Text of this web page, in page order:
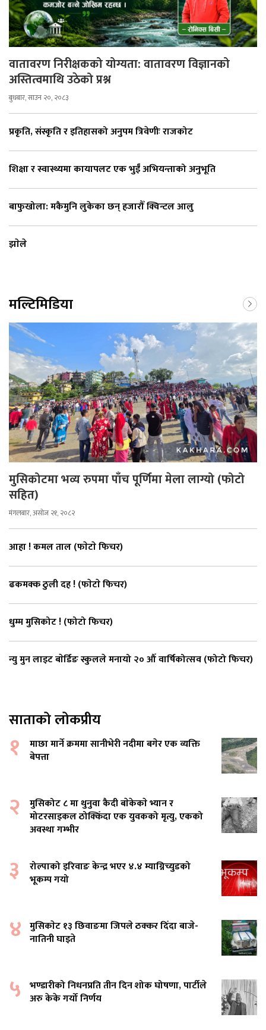
वातावरण निरीक्षकको योग्यता: वातावरण विज्ञानको
अस्तित्वमाथि उठेको प्रश्न
बुधबार, साउन २०, २०८३
प्रकृति, संस्कृति र इतिहासको अनुपम त्रिवेणीः राजकोट
शिक्षा र स्वास्थ्यमा कायापलट एक भुईँ अभियन्ताको अनुभूति
बाफुखोला: मकैमुनि लुकेका छन् हजारौँ क्विन्टल आलु
झाेले
मल्टिमिडिया
मुसिकोटमा भव्य रुपमा पाँच पूर्णिमा मेला लाग्यो (फोटो
सहित)
मंगलबार, असोज २१, २०८२
आहा ! कमल ताल (फाेटाे फिचर)
ढकमक्क ठुली दह ! (फाेटाे फिचर)
धुम्म मुसिकोट ! (फोटो फिचर)
न्यु मुन लाइट बाेर्डिङ स्कुलले मनायो २० औँ वार्षिकोत्सव (फोटो फिचर)
साताको लोकप्रीय
१
माछा मार्ने क्रममा सानीभेरी नदीमा बगेर एक व्यक्ति
बेपत्ता
२
मुसिकोट ८ मा थुनुवा कैदी बाेकेकाे भ्यान र
मोटरसाइकल ठोक्किँदा एक युवकको मृत्यु, एकको
अवस्था गम्भीर
३
रोल्पाको इरिवाङ केन्द्र भएर ४.४ म्याग्निच्युडको
भूकम्प गयो
४ मुसिकाेट १३ छिवाङमा जिपले ठक्कर दिँदा बाजे-
नातिनी घाइते
५ भण्डारीको निधनप्रति तीन दिन शोक घोषणा, पार्टीले
अरु केके गर्यो निर्णय